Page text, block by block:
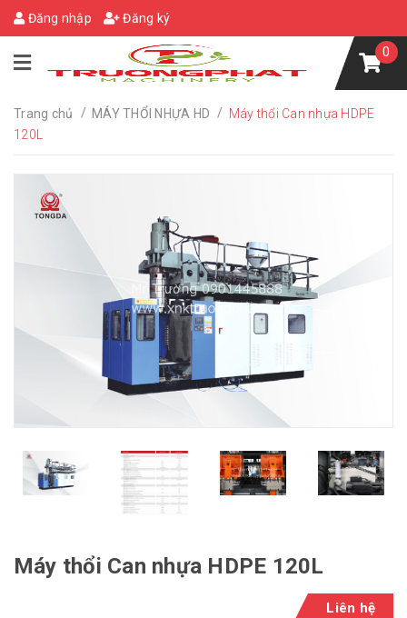
Đăng nhập Đăng ký
0
Trang chủ / MÁY THỔI NHỰA HD / Máy thổi Can nhựa HDPE
120L
Máy thổi Can nhựa HDPE 120L
Liên hệ